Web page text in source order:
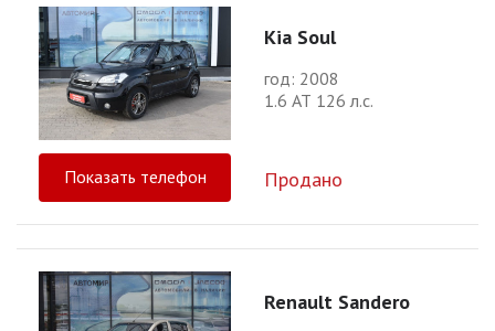
Kia Soul
год: 2008
1.6 АТ 126 л.с.
Показать телефон Продано
Renault Sandero